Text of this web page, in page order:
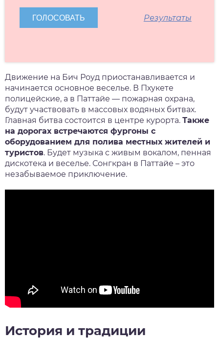
Результаты
Движение на Бич Роуд приостанавливается и
начинается основное веселье. В Пхукете
полицейские, а в Паттайе — пожарная охрана,
будут участвовать в массовых водяных битвах.
Главная битва состоится в центре курорта. Также
на дорогах встречаются фургоны с
оборудованием для полива местных жителей и
туристов. Будет музыка с живым вокалом, пенная
дискотека и веселье. Сонгкран в Паттайе – это
незабываемое приключение.
История и традиции